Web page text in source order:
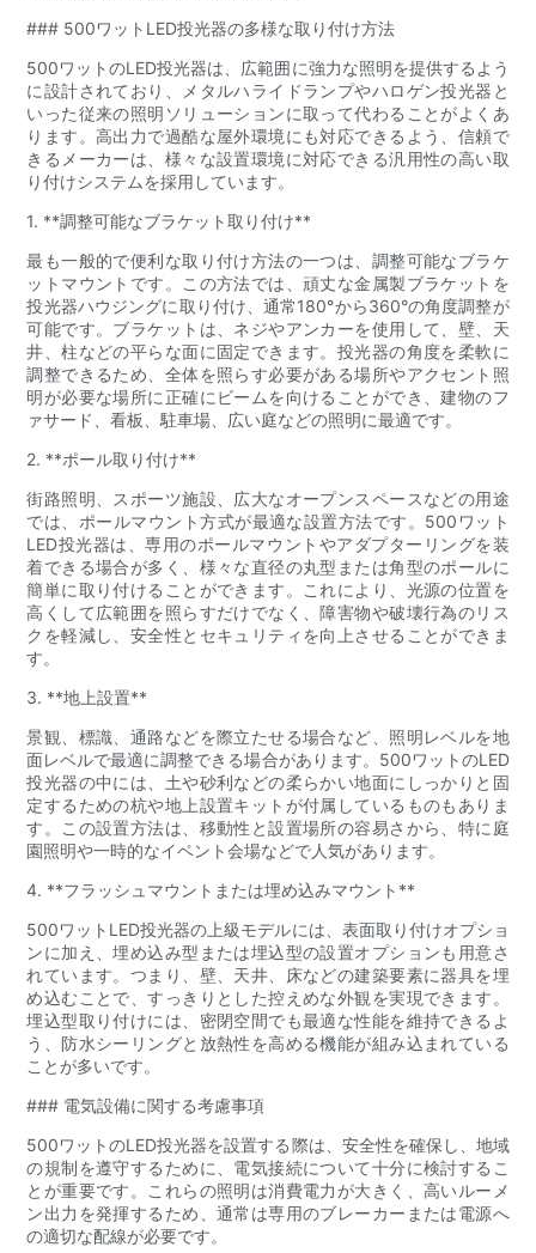
### 500ワットLED投光器の多様な取り付け方法
500ワットのLED投光器は、広範囲に強力な照明を提供するよう
に設計されており、メタルハライドランプやハロゲン投光器と
いった従来の照明ソリューションに取って代わることがよくあ
ります。高出力で過酷な屋外環境にも対応できるよう、信頼で
きるメーカーは、様々な設置環境に対応できる汎用性の高い取
り付けシステムを採用しています。
1. **調整可能なブラケット取り付け**
最も一般的で便利な取り付け方法の一つは、調整可能なブラケ
ットマウントです。この方法では、頑丈な金属製ブラケットを
投光器ハウジングに取り付け、通常180°から360°の角度調整が
可能です。ブラケットは、ネジやアンカーを使用して、壁、天
井、柱などの平らな面に固定できます。投光器の角度を柔軟に
調整できるため、全体を照らす必要がある場所やアクセント照
明が必要な場所に正確にビームを向けることができ、建物のフ
ァサード、看板、駐車場、広い庭などの照明に最適です。
2. **ポール取り付け**
街路照明、スポーツ施設、広大なオープンスペースなどの用途
では、ポールマウント方式が最適な設置方法です。500ワット
LED投光器は、専用のポールマウントやアダプターリングを装
着できる場合が多く、様々な直径の丸型または角型のポールに
簡単に取り付けることができます。これにより、光源の位置を
高くして広範囲を照らすだけでなく、障害物や破壊行為のリス
クを軽減し、安全性とセキュリティを向上させることができま
す。
3. **地上設置**
景観、標識、通路などを際立たせる場合など、照明レベルを地
面レベルで最適に調整できる場合があります。500ワットのLED
投光器の中には、土や砂利などの柔らかい地面にしっかりと固
定するための杭や地上設置キットが付属しているものもありま
す。この設置方法は、移動性と設置場所の容易さから、特に庭
園照明や一時的なイベント会場などで人気があります。
4. **フラッシュマウントまたは埋め込みマウント**
500ワットLED投光器の上級モデルには、表面取り付けオプショ
ンに加え、埋め込み型または埋込型の設置オプションも用意さ
れています。つまり、壁、天井、床などの建築要素に器具を埋
め込むことで、すっきりとした控えめな外観を実現できます。
埋込型取り付けには、密閉空間でも最適な性能を維持できるよ
う、防水シーリングと放熱性を高める機能が組み込まれている
ことが多いです。
### 電気設備に関する考慮事項
500ワットのLED投光器を設置する際は、安全性を確保し、地域
の規制を遵守するために、電気接続について十分に検討するこ
とが重要です。これらの照明は消費電力が大きく、高いルーメ
ン出力を発揮するため、通常は専用のブレーカーまたは電源へ
の適切な配線が必要です。